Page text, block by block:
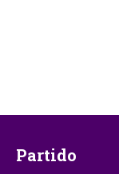
Partido